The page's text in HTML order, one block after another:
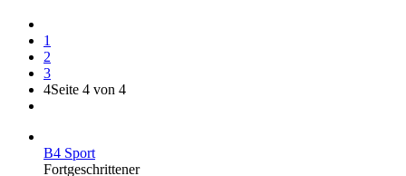
1
2
3
4Seite 4 von 4
B4 Sport
Fortgeschrittener